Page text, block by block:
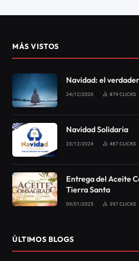
MÁS VISTOS
Navidad: el
24/12/2020 879 CLICKS
Navidad Solidaria
23/12/2024 487 CLICKS
Entrega del Aceite
Tierra Santa
09/01/2025 397 CLICKS
ÚLTIMOS BLOGS